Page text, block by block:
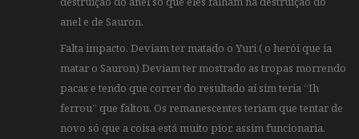
anel e de Sauron.
Falta impacto. Deviam ter matado o Yuri ( o herói que ia
matar o Sauron) Deviam ter mostrado as tropas morrendo
pacas e tendo que correr do resultado aí sim teria “Ih
ferrou” que faltou. Os remanescentes teriam que tentar de
novo só que a coisa está muito pior, assim funcionaria.